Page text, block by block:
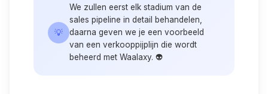
💡
We zullen eerst elk stadium van de
sales pipeline in detail behandelen,
daarna geven we je een voorbeeld
van een verkooppijplijn die wordt
beheerd met Waalaxy. 👽